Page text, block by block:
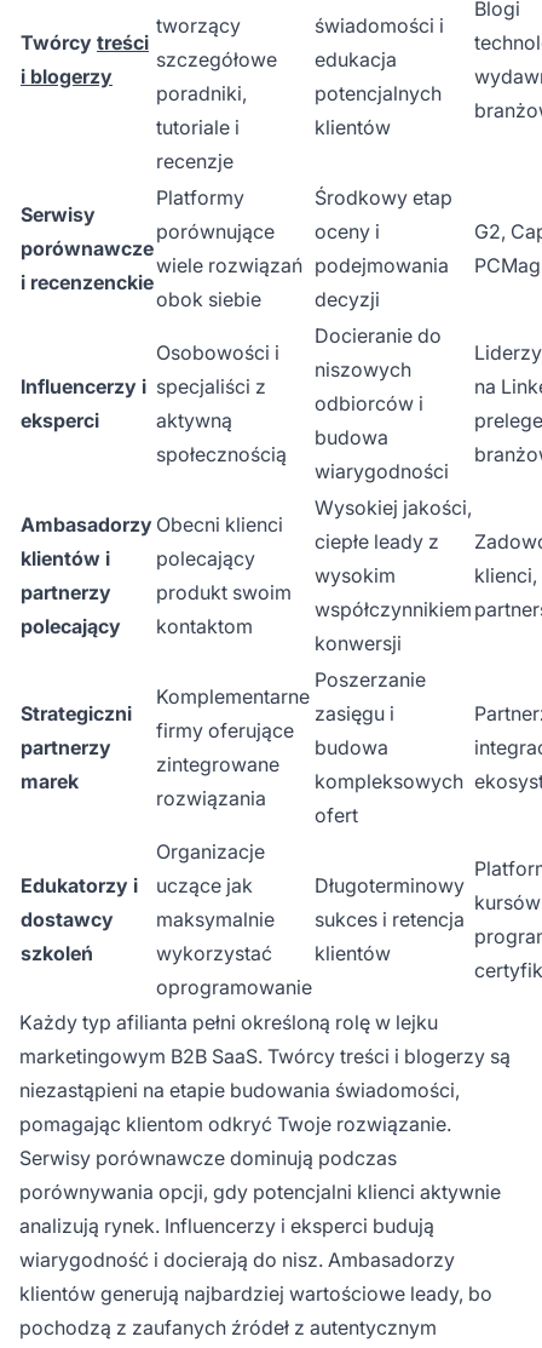
Twórcy treści
i blogerzy
tworzący
szczegółowe
poradniki,
tutoriale i
recenzje
świadomości i
edukacja
potencjalnych
klientów
Blogi
Serwisy
porównawcze
i recenzenckie
Platformy
porównujące
wiele rozwiązań
obok siebie
Środkowy etap
oceny i
podejmowania
decyzji
G2,
PCMag
Influencerzy i
eksperci
Osobowości i
specjaliści z
aktywną
społecznością
Docieranie do
niszowych
odbiorców i
budowa
wiarygodności
na
Ambasadorzy
klientów i
partnerzy
polecający
Obecni klienci
polecający
produkt swoim
kontaktom
Wysokiej jakości,
ciepłe leady z
wysokim
współczynnikiem
konwersji
Strategiczni
partnerzy
marek
Komplementarne
firmy oferujące
zintegrowane
rozwiązania
Poszerzanie
zasięgu i
budowa
kompleksowych
ofert
Edukatorzy i
dostawcy
szkoleń
Organizacje
uczące jak
maksymalnie
wykorzystać
oprogramowanie
Długoterminowy
sukces i retencja
klientów
Każdy typ afilianta pełni określoną rolę w lejku
marketingowym B2B SaaS. Twórcy treści i blogerzy są
niezastąpieni na etapie budowania świadomości,
pomagając klientom odkryć Twoje rozwiązanie.
Serwisy porównawcze dominują podczas
porównywania opcji, gdy potencjalni klienci aktywnie
analizują rynek. Influencerzy i eksperci budują
wiarygodność i docierają do nisz. Ambasadorzy
klientów generują najbardziej wartościowe leady, bo
pochodzą z zaufanych źródeł z autentycznym